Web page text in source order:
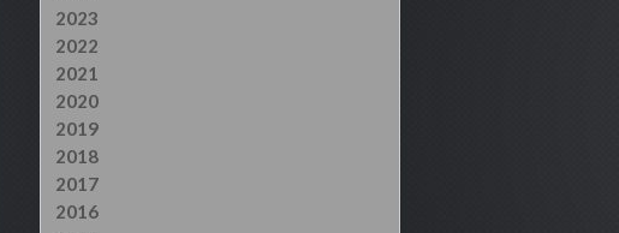
2023
2022
2021
2020
2019
2018
2017
2016